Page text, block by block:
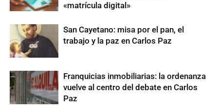
«matrícula digital»
San Cayetano: misa por el pan, el
trabajo y la paz en Carlos Paz
Franquicias inmobiliarias: la ordenanza
vuelve al centro del debate en Carlos
Paz